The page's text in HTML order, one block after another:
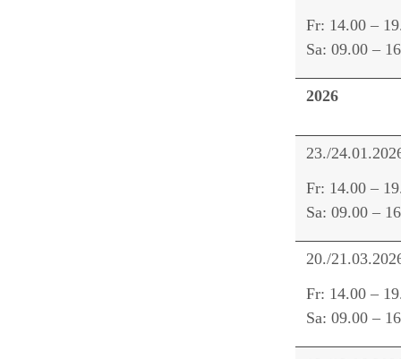
Fr: 14.00 –
Sa: 09.00 –
2026
23./
Fr: 14.00 –
Sa: 09.00 –
20./
Fr: 14.00 –
Sa: 09.00 –